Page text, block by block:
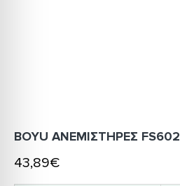
BOYU ΑΝΕΜΙΣΤΗΡΕΣ FS602
43,89€